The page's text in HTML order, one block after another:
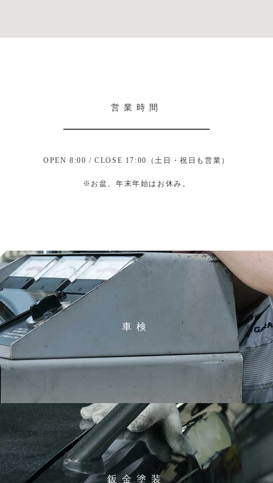
営業時間
OPEN 8:00 / CLOSE 17:00（土日・祝日も営業）
※お盆、年末年始はお休み。
車検
鈑金塗装